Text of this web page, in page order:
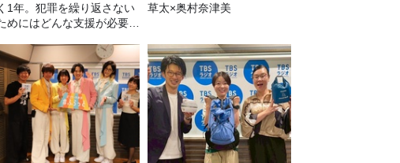
1年。犯罪を繰り返さない
めにはどんな支援が必要な
草太×奥村奈津美